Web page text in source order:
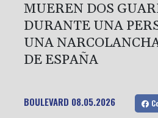
MUEREN DOS
DURANTE UNA
UNA
DE ESPAÑA
BOULEVARD 08.05.2026